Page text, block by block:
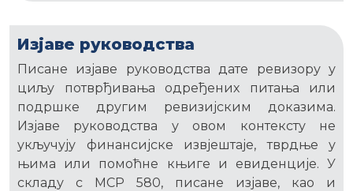
Изјаве руководства
Писане изјаве руководства дате ревизору у
циљу потврђивања одређених питања или
подршке другим ревизијским доказима.
Изјаве руководства у овом контексту не
укључују финансијске извјештаје, тврдње у
њима или помоћне књиге и евиденције. У
складу с МСР 580, писане изјаве, као и